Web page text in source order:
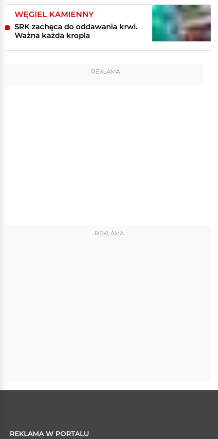
WĘGIEL KAMIENNY
SRK zachęca do oddawania krwi.
Ważna każda kropla
REKLAMA
REKLAMA
REKLAMA W PORTALU